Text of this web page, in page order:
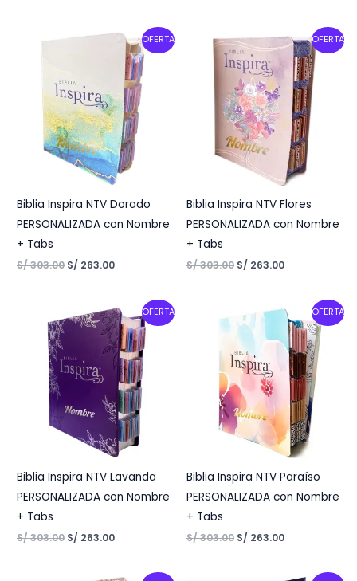
OFERTA
Biblia Inspira NTV Dorado
PERSONALIZADA con Nombre
+ Tabs
S/303.00
Original
S/ 263.00
Current
price
S/ 263.00.
OFERTA
Biblia Inspira NTV Flores
PERSONALIZADA con Nombre
+ Tabs
S/303.00
Original
price
was:
S/ 303.00.
S/ 263.00
Current
price
is:
S/ 263.00.
OFERTA
Biblia Inspira NTV Lavanda
PERSONALIZADA con Nombre
+ Tabs
S/303.00
Original
price
S/ 303.00.
S/ 263.00
Current
price
is:
S/ 263.00.
OFERTA
Biblia Inspira NTV Paraíso
PERSONALIZADA con Nombre
+ Tabs
S/303.00
Original
price
was:
S/ 303.00.
S/ 263.00
Current
price
is:
S/ 263.00.